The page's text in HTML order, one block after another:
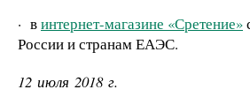
· винтернет-магазине «Сретение»
России и странам ЕАЭС.
12 июля 2018 г.